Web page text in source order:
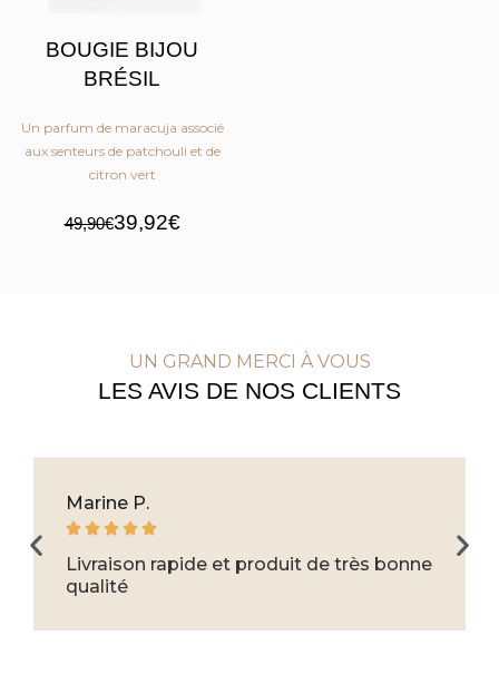
BOUGIE BIJOU
BRÉSIL
Un parfum de maracuja associé
aux senteurs de patchouli et de
citron vert
49,90€39,92€
UN GRAND MERCI À VOUS
LES AVIS DE NOS CLIENTS
Marine P.
    
Livraison rapide et produit de très bonne
qualité